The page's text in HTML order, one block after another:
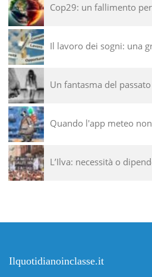
Cop29: un fallimento
Il lavoro dei sogni: una
Un fantasma del
Quando l'app meteo
L’Ilva: necessità o
Ilquotidianoinclasse.it